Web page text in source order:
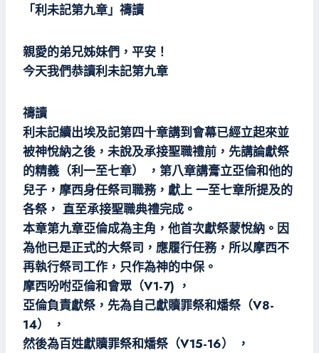
「利未記第九章」禱讀
親愛的弟兄姊妹們，平安！
今天我們恭讀利未記第九章
禱讀
利未記續出埃及記第四十章講到會幕已經立起來並
被神悅納之後，未說及承接聖職禮前，先講論獻祭
的精義（利一至七章） ，第八章講膏立亞倫和他的
兒子，摩西身任祭司職務，獻上 一至七章所提及的
各祭， 直至承接聖職典禮完成。
本章第九章亞倫成為主角，他首次獻祭蒙悅納。因
為他已是正式的大祭司，應履行任務，所以摩西不
再執行祭司工作，只作為神的中保。
摩西吩咐亞倫和會眾（V1-7) ，
亞倫負責獻祭，先為自己獻贖罪祭和燔祭（V8-
14） ，
然後為百姓獻贖罪祭和燔祭（V15-16） ，